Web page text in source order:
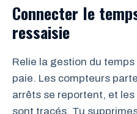
Connecter le
ressaisie
Relie la gestion du
paie. Les compteurs
arrêts se reportent, et
sont tracés. Tu